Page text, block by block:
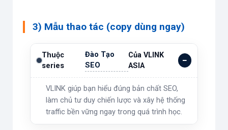
3) Mẫu thao tác (copy dùng ngay)
Thuộc
series
Đào Tạo
SEO
Của VLINK
ASIA
VLINK giúp bạn hiểu đúng bản chất SEO,
làm chủ tư duy chiến lược và xây hệ thống
traffic bền vững ngay trong quá trình học.